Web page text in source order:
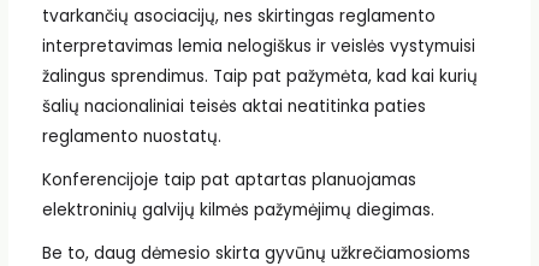
tvarkančių asociacijų, nes skirtingas reglamento
interpretavimas lemia nelogiškus ir veislės vystymuisi
žalingus sprendimus. Taip pat pažymėta, kad kai kurių
šalių nacionaliniai teisės aktai neatitinka paties
reglamento nuostatų.
Konferencijoje taip pat aptartas planuojamas
elektroninių galvijų kilmės pažymėjimų diegimas.
Be to, daug dėmesio skirta gyvūnų užkrečiamosioms